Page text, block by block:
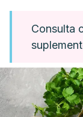
Consulta